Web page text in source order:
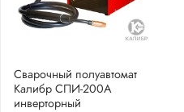
Сварочный полуавтомат
Калибр СПИ-200А
инверторный